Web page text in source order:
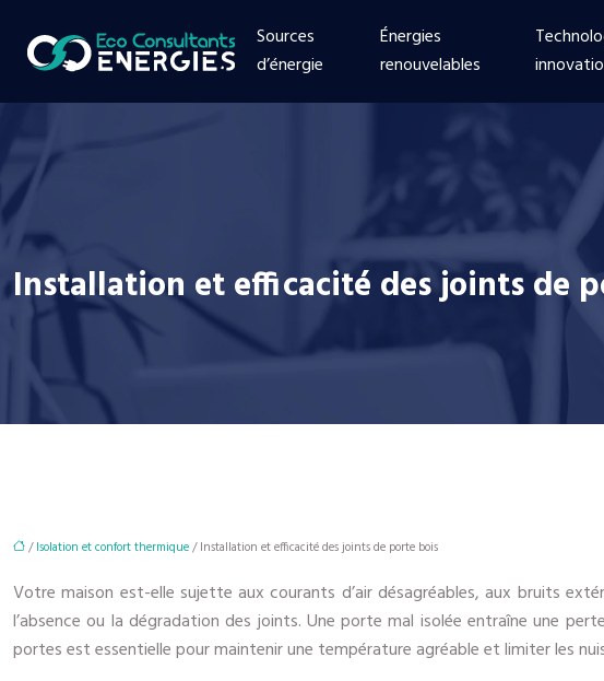
Sources
d’énergie
Énergies
renouvelables
Installation et efficacité des joints de
/Isolation et confort thermique/ Installation et efficacité des joints de porte bois
Votre maison est-elle sujette aux courants d’air désagréables, aux bruits
l’absence ou la dégradation des joints. Une porte mal isolée entraîne une
portes est essentielle pour maintenir une température agréable et limiter les